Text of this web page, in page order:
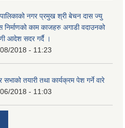
नगर प्रमुख श्री बेचन दास ज्यु
निर्माणको काम काजहरु अगाडी वदाउनको
आदेश सदर गर्दै ।
2018 - 11:23
सभाको तयारी तथा कार्यक्रम पेश गर्ने वारे
2018 - 11:03